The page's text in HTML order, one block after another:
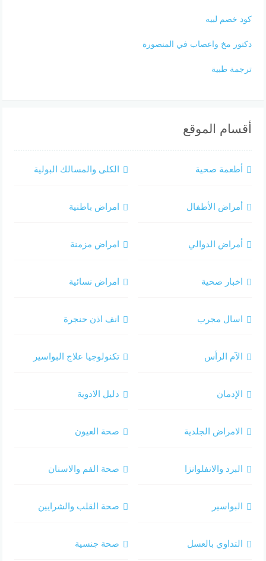
كود خصم لبيه
دكتور مخ واعصاب في المنصورة
ترجمة طبية
أقسام الموقع
أطعمة صحية
أمراض الأطفال
أمراض الدوالي
اخبار صحية
اسال مجرب
الآم الرأس
الإدمان
الامراض الجلدية
البرد والانفلوانزا
البواسير
التداوي بالعسل
الكلى والمسالك البولية
امراض باطنية
امراض مزمنة
امراض نسائية
انف اذن حنجرة
تكنولوجيا علاج البواسير
دليل الادوية
صحة العيون
صحة الفم والاسنان
صحة القلب والشرايين
صحة جنسية